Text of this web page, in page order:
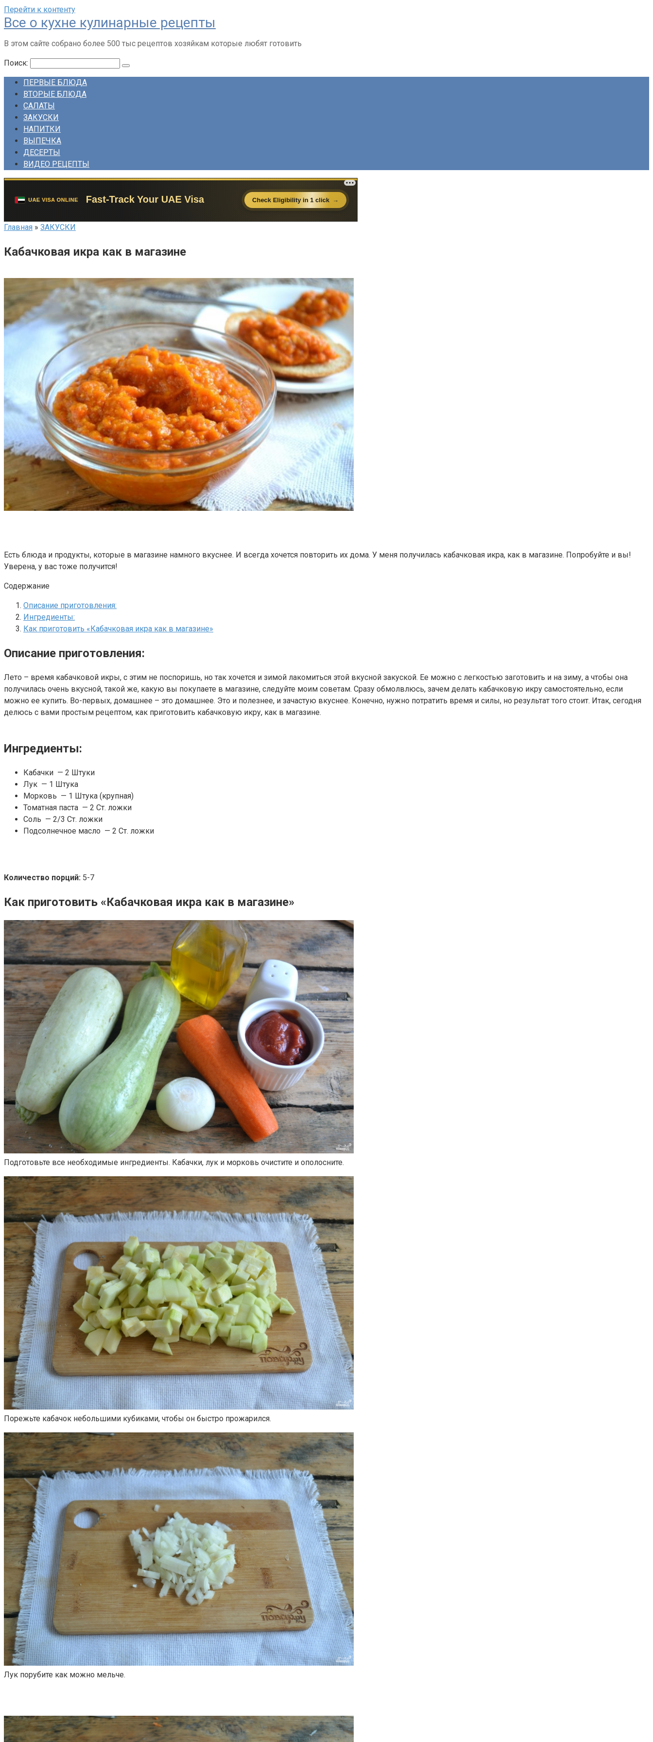
Перейти к контенту
Все о кухне кулинарные рецепты
В этом сайте собрано более 500 тыс рецептов хозяйкам которые любят готовить
Поиск:
ПЕРВЫЕ БЛЮДА
ВТОРЫЕ БЛЮДА
САЛАТЫ
ЗАКУСКИ
НАПИТКИ
ВЫПЕЧКА
ДЕСЕРТЫ
ВИДЕО РЕЦЕПТЫ
Главная » ЗАКУСКИ
Кабачковая икра как в магазине
Есть блюда и продукты, которые в магазине намного вкуснее. И всегда хочется повторить их дома. У меня получилась кабачковая икра, как в магазине. Попробуйте и вы!
Уверена, у вас тоже получится!
Содержание
Описание приготовления:
Ингредиенты:
Как приготовить «Кабачковая икра как в магазине»
Описание приготовления:
Лето – время кабачковой икры, с этим не поспоришь, но так хочется и зимой лакомиться этой вкусной закуской. Ее можно с легкостью заготовить и на зиму, а чтобы она
получилась очень вкусной, такой же, какую вы покупаете в магазине, следуйте моим советам. Сразу обмолвлюсь, зачем делать кабачковую икру самостоятельно, если
можно ее купить. Во-первых, домашнее – это домашнее. Это и полезнее, и зачастую вкуснее. Конечно, нужно потратить время и силы, но результат того стоит. Итак, сегодня
делюсь с вами простым рецептом, как приготовить кабачковую икру, как в магазине.
Ингредиенты:
Кабачки — 2 Штуки
Лук — 1 Штука
Морковь — 1 Штука (крупная)
Томатная паста — 2 Ст. ложки
Соль — 2/3 Ст. ложки
Подсолнечное масло — 2 Ст. ложки
Количество порций: 5-7
Как приготовить «Кабачковая икра как в магазине»
Подготовьте все необходимые ингредиенты. Кабачки, лук и морковь очистите и ополосните.
Порежьте кабачок небольшими кубиками, чтобы он быстро прожарился.
Лук порубите как можно мельче.